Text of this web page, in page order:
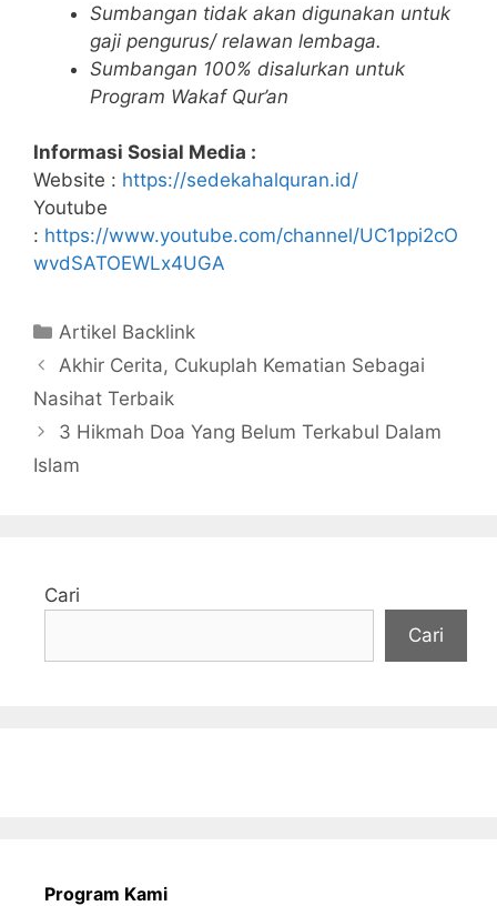
Sumbangan tidak akan digunakan untuk
gaji pengurus/ relawan lembaga.
Sumbangan 100% disalurkan untuk
Program Wakaf Qur’an
Informasi Sosial Media :
Website : https://sedekahalquran.id/
Youtube
: https://www.youtube.com/channel/UC1ppi2cO
wvdSATOEWLx4UGA
Kategori
Artikel Backlink
Akhir Cerita, Cukuplah Kematian Sebagai
Nasihat Terbaik
3 Hikmah Doa Yang Belum Terkabul Dalam
Islam
Cari
Cari
Program Kami